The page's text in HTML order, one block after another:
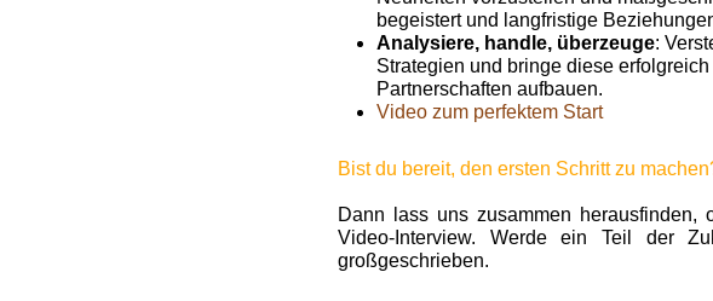
begeistert und langfristige
Analysiere, handle, überzeuge:
Strategien und bringe diese
Partnerschaften aufbauen.
Video zum perfektem Start
Bist du bereit, den ersten Schritt zu
Dann lass uns zusammen
Video-Interview. Werde ein Teil der
großgeschrieben.